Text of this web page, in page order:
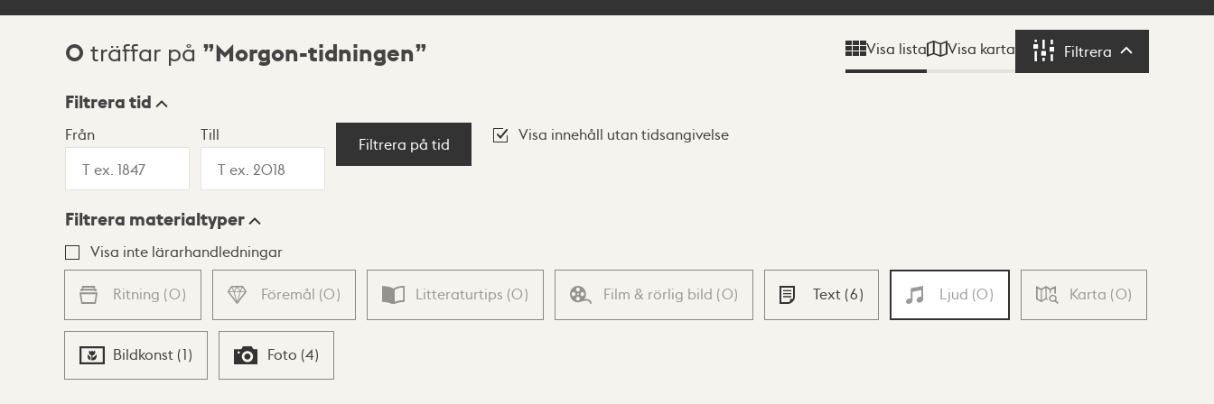
Sökresultat
0 träffar på Morgon-tidningen Visa lista Visa karta Filtrera Filtrera
Visningsläge
Lista Karta
Filtrera tid
Från Till
Filtrera på tid
Visa innehåll utan tidsangivelse
Filtrera materialtyper
Visa inte lärarhandledningar
Ritning (0) Föremål (0) Litteraturtips (0) Film & rörlig bild (0) Text (6) Ljud (0) Karta (0)
Bildkonst (1) Foto (4)